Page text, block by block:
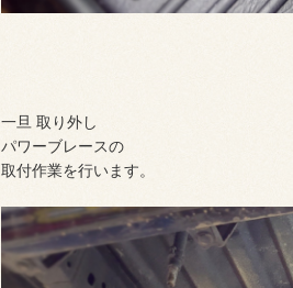
一旦 取り外し
パワーブレースの
取付作業を行います。